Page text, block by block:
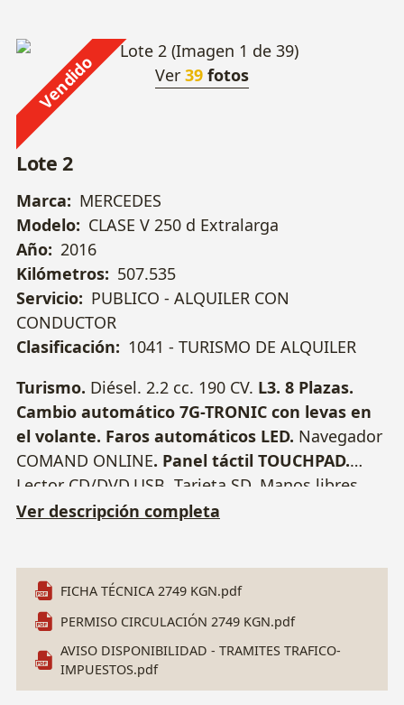
Vendido Ver 39 fotos
Lote 2
Marca: MERCEDES
Modelo: CLASE V 250 d Extralarga
Año: 2016
Kilómetros: 507.535
Servicio: PUBLICO - ALQUILER CON
CONDUCTOR
Clasificación: 1041 - TURISMO DE ALQUILER
Turismo. Diésel. 2.2 cc. 190 CV. L3. 8 Plazas.
Cambio automático 7G-TRONIC con levas en
el volante. Faros automáticos LED. Navegador
COMAND ONLINE. Panel táctil TOUCHPAD.
Lector CD/DVD.USB. Tarjeta SD. Manos libres
Bluetooth. Parktronic delantero y trasero, con
trasero eléctrico. Agility Select (programas de
conducción). Paquete iluminación interior.
Climatizador. Control velocidad. Sensor lluvia.
Sistema Start/Stop.Bola remolque.Llantas 17".
2 Llaves. Matrícula 2749 KGN. Nº Bastidor:
Ver descripción completa
FICHA TÉCNICA 2749 KGN.pdf
PERMISO CIRCULACIÓN 2749 KGN.pdf
AVISO DISPONIBILIDAD - TRAMITES TRAFICO-
IMPUESTOS.pdf